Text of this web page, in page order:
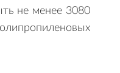
не менее 3080